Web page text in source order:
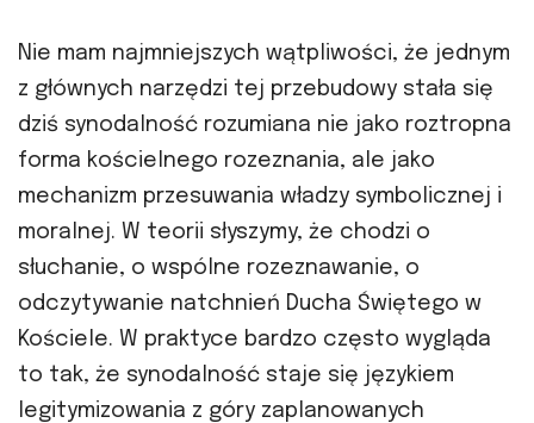
Nie mam najmniejszych wątpliwości, że jednym
z głównych narzędzi tej przebudowy stała się
dziś synodalność rozumiana nie jako roztropna
forma kościelnego rozeznania, ale jako
mechanizm przesuwania władzy symbolicznej i
moralnej. W teorii słyszymy, że chodzi o
słuchanie, o wspólne rozeznawanie, o
odczytywanie natchnień Ducha Świętego w
Kościele. W praktyce bardzo często wygląda
to tak, że synodalność staje się językiem
legitymizowania z góry zaplanowanych